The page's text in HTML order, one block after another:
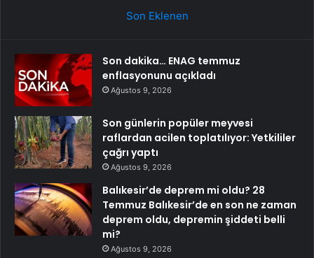
Son Eklenen
Son dakika… ENAG temmuz
enflasyonunu açıkladı
Ağustos 9, 2026
Son günlerin popüler meyvesi
raflardan acilen toplatılıyor: Yetkililer
çağrı yaptı
Ağustos 9, 2026
Balıkesir’de deprem mi oldu? 28
Temmuz Balıkesir’de en son ne zaman
deprem oldu, depremin şiddeti belli
mi?
Ağustos 9, 2026